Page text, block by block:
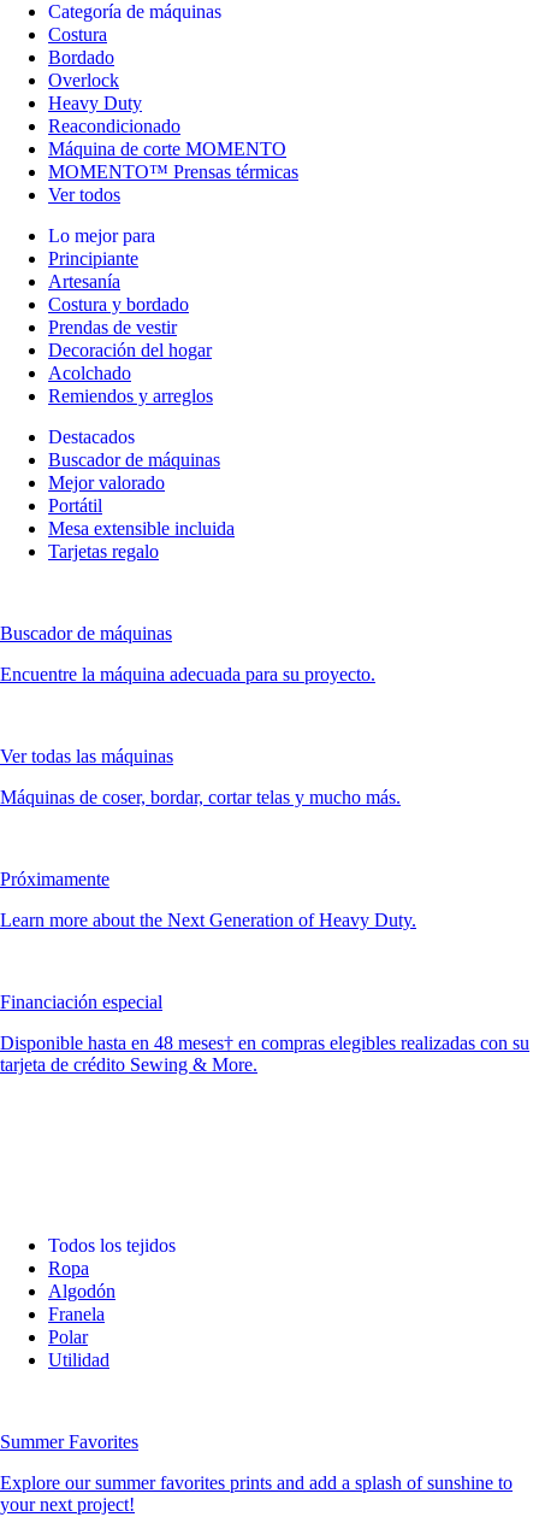
Categoría de máquinas
Costura
Bordado
Overlock
Heavy Duty
Reacondicionado
Máquina de corte MOMENTO
MOMENTO™ Prensas térmicas
Ver todos
Lo mejor para
Principiante
Artesanía
Costura y bordado
Prendas de vestir
Decoración del hogar
Acolchado
Remiendos y arreglos
Destacados
Buscador de máquinas
Mejor valorado
Portátil
Mesa extensible incluida
Tarjetas regalo
Buscador de máquinas
Encuentre la máquina adecuada para su proyecto.
Ver todas las máquinas
Máquinas de coser, bordar, cortar telas y mucho más.
Próximamente
Learn more about the Next Generation of Heavy Duty.
Financiación especial
Disponible hasta en 48 meses† en compras elegibles realizadas con su
tarjeta de crédito Sewing & More.
Todos los tejidos
Ropa
Algodón
Franela
Polar
Utilidad
Summer Favorites
Explore our summer favorites prints and add a splash of sunshine to
your next project!